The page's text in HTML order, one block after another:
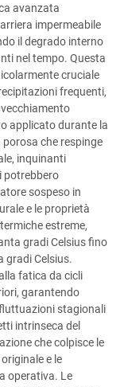
avanzata
impermeabile
il degrado interno
nel tempo. Questa
cruciale
frequenti,
applicato durante la
che respinge
inquinanti
potrebbero
sospeso in
e le proprietà
estreme,
gradi Celsius fino
gradi Celsius.
fatica da cicli
garantendo
stagionali
intrinseca del
che colpisce le
e le
operativa. Le